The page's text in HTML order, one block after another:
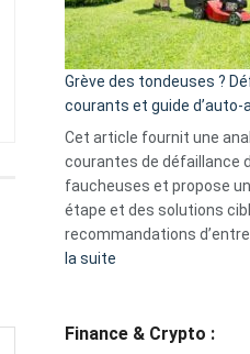
Grève des tondeuses ?
courants et guide
Cet article fournit une
courantes de défaillance
faucheuses et propose
étape et des solutions
recommandations
la suite
tondeuses
Finance & Crypto :